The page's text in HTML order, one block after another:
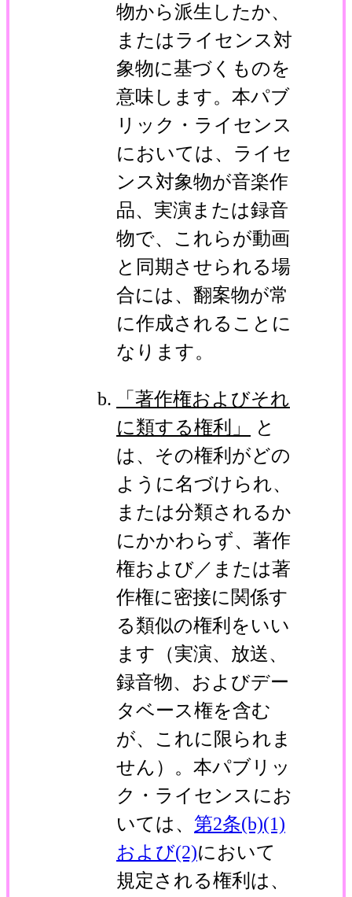
物から派生したか、
またはライセンス対
象物に基づくものを
意味します。本パブ
リック・ライセンス
においては、ライセ
ンス対象物が音楽作
品、実演または録音
物で、これらが動画
と同期させられる場
合には、翻案物が常
に作成されることに
なります。
「著作権およびそれ
に類する権利」
と
は、その権利がどの
ように名づけられ、
または分類されるか
にかかわらず、著作
権および／または著
作権に密接に関係す
る類似の権利をいい
ます（実演、放送、
録音物、およびデー
タベース権を含む
が、これに限られま
せん）。本パブリッ
ク・ライセンスにお
いては、 第2条(b)(1)
および(2)において
規定される権利は、